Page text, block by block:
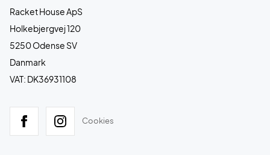
Racket House ApS
Holkebjergvej 120
5250 Odense SV
Danmark
VAT: DK36931108
Cookies